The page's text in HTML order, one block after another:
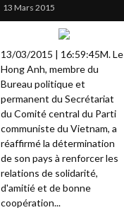
13 Mars 2015
13/03/2015 | 16:59:45M. Le
Hong Anh, membre du
Bureau politique et
permanent du Secrétariat
du Comité central du Parti
communiste du Vietnam, a
réaffirmé la détermination
de son pays à renforcer les
relations de solidarité,
d'amitié et de bonne
coopération...